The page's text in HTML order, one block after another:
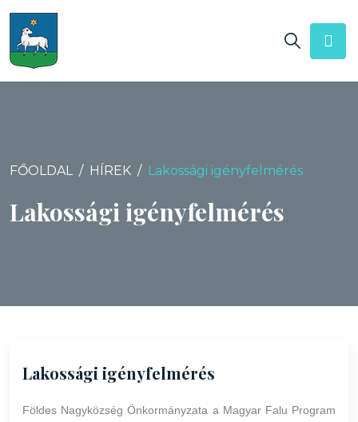
FŐOLDAL HÍREK Lakossági igényfelmérés
Lakossági igényfelmérés
Lakossági igényfelmérés
Földes Nagyközség Önkormányzata a Magyar Falu Program